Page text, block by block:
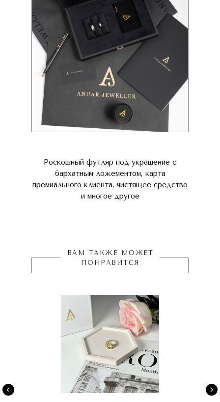
Роскошный футляр под украшение с
бархатным ложементом, карта
премиального клиента, чистящее средство
и многое другое
ВАМ ТАКЖЕ МОЖЕТ
ПОНРАВИТСЯ